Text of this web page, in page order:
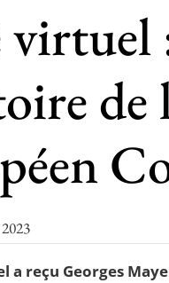
virtuel
de
a reçu Georges